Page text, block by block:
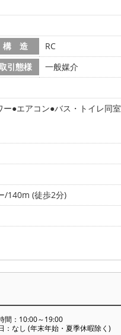
構 造
RC
引態様
一般媒介
ー エアコン バス・トイレ同室
/140m (徒歩2分)
間：10:00～19:00
：なし (年末年始・夏季休暇除く)